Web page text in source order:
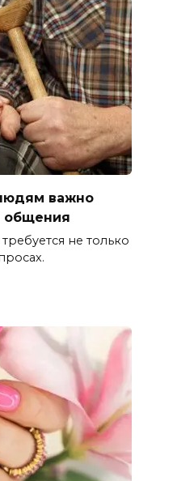
важно
общения
не только